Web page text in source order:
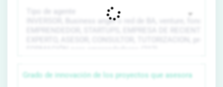
Grado de innovación de los proyectos que asesora